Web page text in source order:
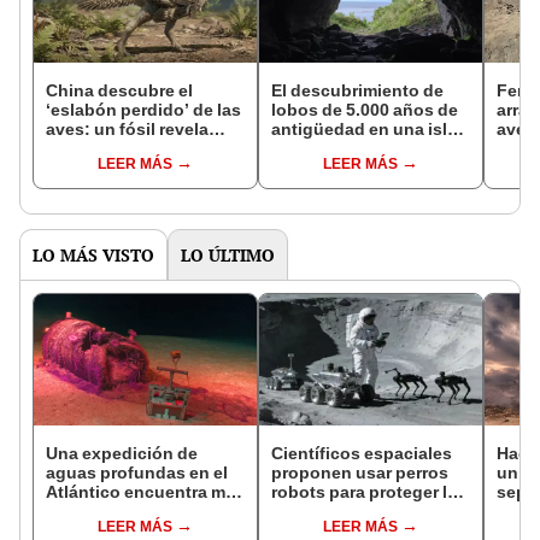
China descubre el
‘eslabón perdido’ de las
aves: un fósil revela
colas de dinosaurio
LEER MÁS
El descubrimiento de
lobos de 5.000 años de
antigüedad en una isla
sabemos sobre la
domesticación
LEER MÁS
aves
LO MÁS VISTO LO ÚLTIMO
Una expedición de
aguas profundas en el
Atlántico encuentra más
residuos radiactivos
LEER MÁS
Científicos espaciales
proponen usar perros
robots para proteger la
investigación lunar de
LEER MÁS
un